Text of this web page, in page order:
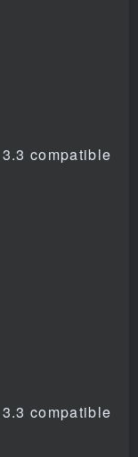
compatible
compatible